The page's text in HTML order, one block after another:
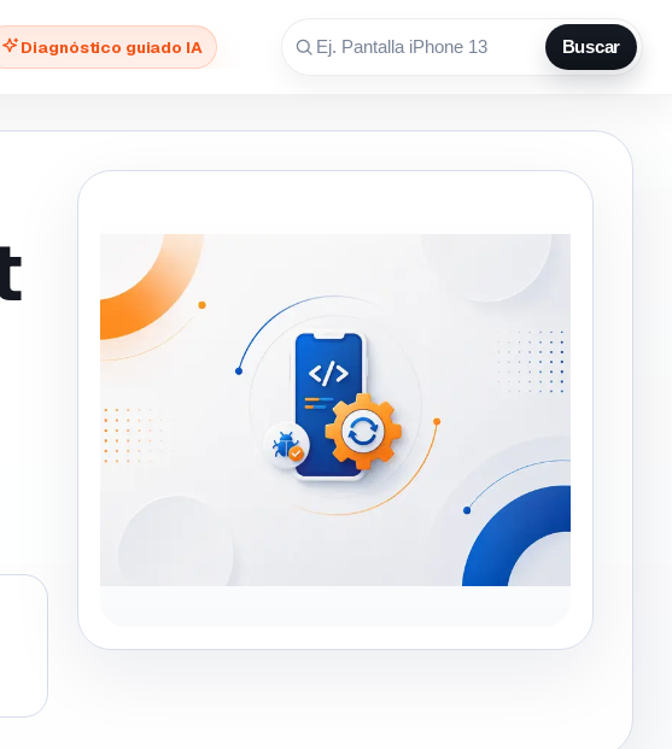
Diagnóstico guiado IA Buscar